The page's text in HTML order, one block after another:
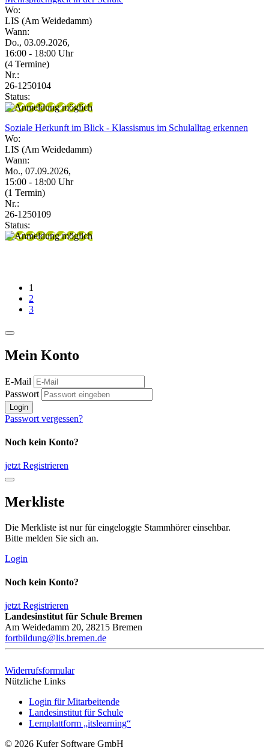
Wo:
LIS (Am Weidedamm)
Wann:
Do., 03.09.2026,
16:00 - 18:00 Uhr
(4 Termine)
Nr.:
26-1250104
Status:
Soziale Herkunft im Blick - Klassismus im Schulalltag erkennen
Wo:
LIS (Am Weidedamm)
Wann:
Mo., 07.09.2026,
15:00 - 18:00 Uhr
(1 Termin)
Nr.:
26-1250109
Status:
1
2
3
Mein Konto
E-Mail
Passwort
Login
Passwort vergessen?
Noch kein Konto?
jetzt Registrieren
Merkliste
Die Merkliste ist nur für eingeloggte Stammhörer einsehbar.
Bitte melden Sie sich an.
Login
Noch kein Konto?
jetzt Registrieren
Landesinstitut für Schule Bremen
Am Weidedamm 20, 28215 Bremen
fortbildung@lis.bremen.de
Widerrufsformular
Nützliche Links
Login für Mitarbeitende
Landesinstitut für Schule
Lernplattform „itslearning“
© 2026 Kufer Software GmbH